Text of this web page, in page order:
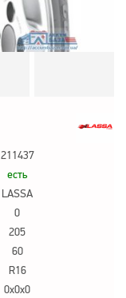
211437
есть
LASSA
0
205
60
R16
0x0x0